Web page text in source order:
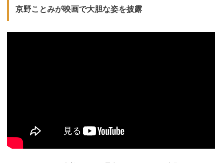
京野ことみが映画で大胆な姿を披露